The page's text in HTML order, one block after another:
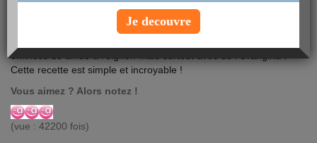
émincés de dinde à l'oignon mais surtout avec de l'Orangina !
Cette recette est simple et incroyable !
Vous aimez ? Alors notez !
(vue : 42200 fois)
Je decouvre